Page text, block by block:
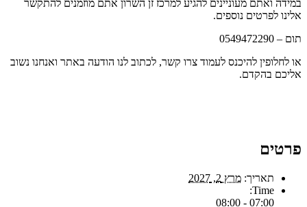
אלינו לפרטים נוספים.
תום – 0549472290
אליכם בהקדם.
פרטים
תאריך: מרץ 2, 2027
Time:
07:00 - 08:00